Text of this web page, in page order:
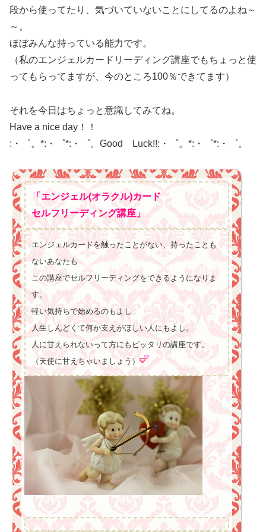
段から使ってたり、気づいていないことにしてるのよね～
～。
ほぼみんな持っている能力です。
（私のエンジェルカードリーディング講座でもちょっと使
ってもらってますが、今のところ100％できてます）
それを今日はちょっと意識してみてね。
Have a nice day！！
:・゜。*:・゜*:・゜。Good Luck!!:・゜。*:・゜*:・゜。
「エンジェル(オラクル)カード
セルフリーディング講座」
エンジェルカードを触ったことがない、持ったことも
ないあなたも
この講座でセルフリーディングをできるようになりま
す。
軽い気持ちで始めるのもよし
人生しんどくて何か支えがほしい人にもよし。
人に甘えられないって方にもピッタリの講座です。
（天使に甘えちゃいましょう）